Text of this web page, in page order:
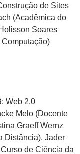
de Sites
(Acadêmica do
Soares
Web 2.0
Melo (Docente
Graeff Wernz
Distância), Jader
de Ciência da